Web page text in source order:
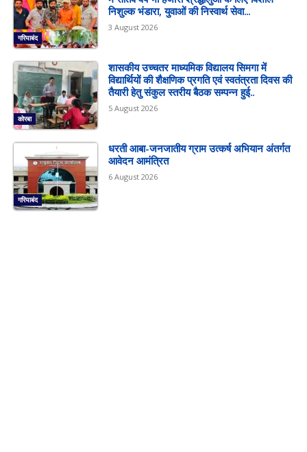
गरियाबंद
निशुल्क भंडारा, युवाओं की निस्वार्थ सेवा...
3 August 2026
कोरबा
शासकीय उच्चतर माध्यमिक विद्यालय सिमगा में
विद्यार्थियों की शैक्षणिक प्रगति एवं स्वतंत्रता दिवस की
तैयारी हेतु संकुल स्तरीय बैठक सम्पन्न हुई..
5 August 2026
गरियाबंद
धरती आबा-जनजातीय ग्राम उत्कर्ष अभियान अंतर्गत
आवेदन आमंत्रित
6 August 2026